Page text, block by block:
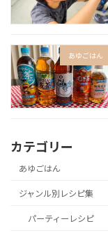
あゆごはん
カテゴリー
あゆごはん
ジャンル別レシピ集
パーティーレシピ